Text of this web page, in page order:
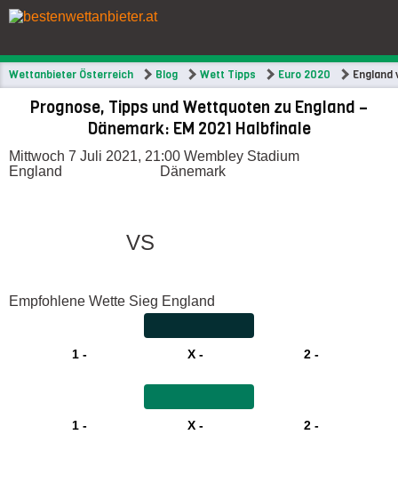
Wettanbieter Österreich Blog Wett Tipps Euro 2020 England
Prognose, Tipps und Wettquoten zu England –
Dänemark: EM 2021 Halbfinale
Mittwoch 7 Juli 2021, 21:00 Wembley Stadium
England
VS
Dänemark
Empfohlene Wette Sieg England
1 - X - 2 -
1 - X - 2 -